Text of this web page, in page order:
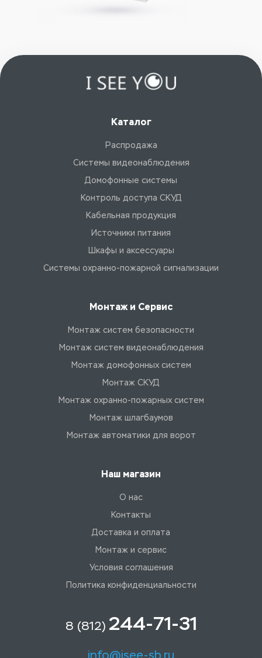
Каталог
Распродажа
Системы видеонаблюдения
Домофонные системы
Контроль доступа СКУД
Кабельная продукция
Источники питания
Шкафы и аксессуары
Системы охранно-пожарной сигнализации
Монтаж и Сервис
Монтаж систем безопасности
Монтаж систем видеонаблюдения
Монтаж домофонных систем
Монтаж СКУД
Монтаж охранно-пожарных систем
Монтаж шлагбаумов
Монтаж автоматики для ворот
Наш магазин
О нас
Контакты
Доставка и оплата
Монтаж и сервис
Условия соглашения
Политика конфиденциальности
8 (812) 244-71-31
info@isee-sb.ru